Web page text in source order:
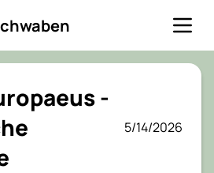
-
5/14/2026